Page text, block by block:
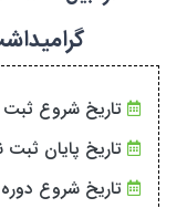
تاریخ شروع ثبت
تاریخ پایان ثبت
تاریخ شروع